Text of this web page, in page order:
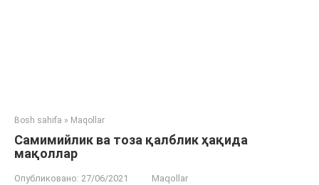
Bosh sahifa » Maqollar
Самимийлик ва тоза қалблик ҳақида
мақоллар
Опубликовано: 27/06/2021 Maqollar